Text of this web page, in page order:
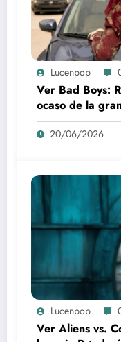
Lucenpop
Ver Bad Boys:
ocaso de la
20/06/2026
Lucenpop
Ver Aliens vs.